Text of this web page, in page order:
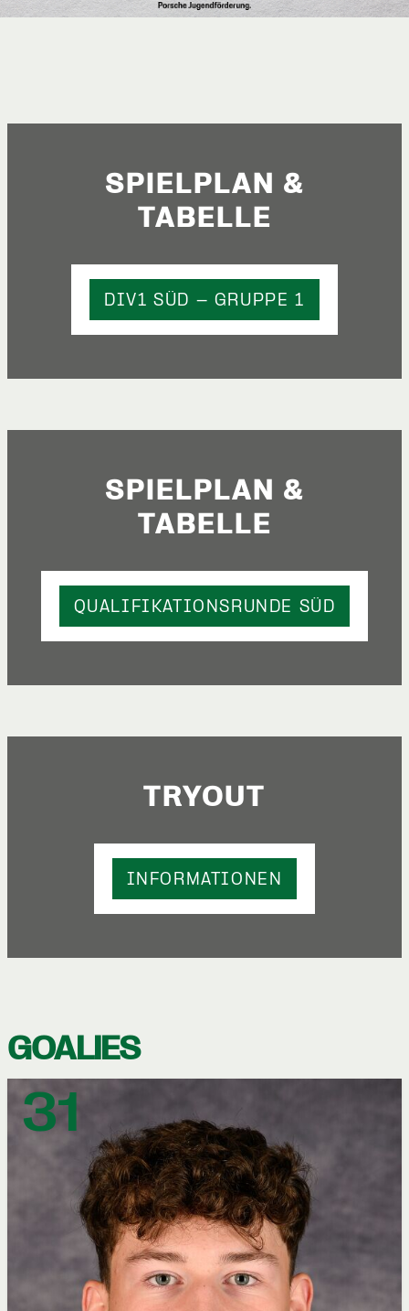
SPIELPLAN &
TABELLE
DIV1 SÜD - GRUPPE 1
SPIELPLAN &
TABELLE
QUALIFIKATIONSRUNDE SÜD
TRYOUT
INFORMATIONEN
GOALIES
31